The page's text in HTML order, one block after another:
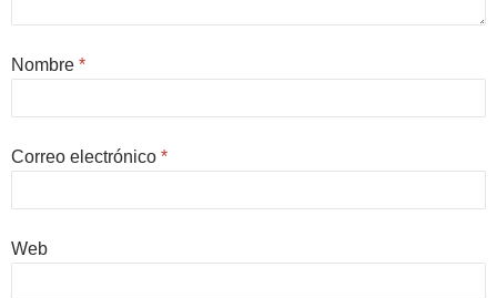
Nombre *
Correo electrónico *
Web